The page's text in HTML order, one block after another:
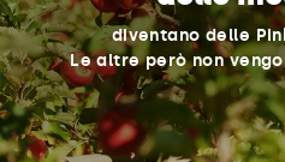
diventano delle
Le altre però non